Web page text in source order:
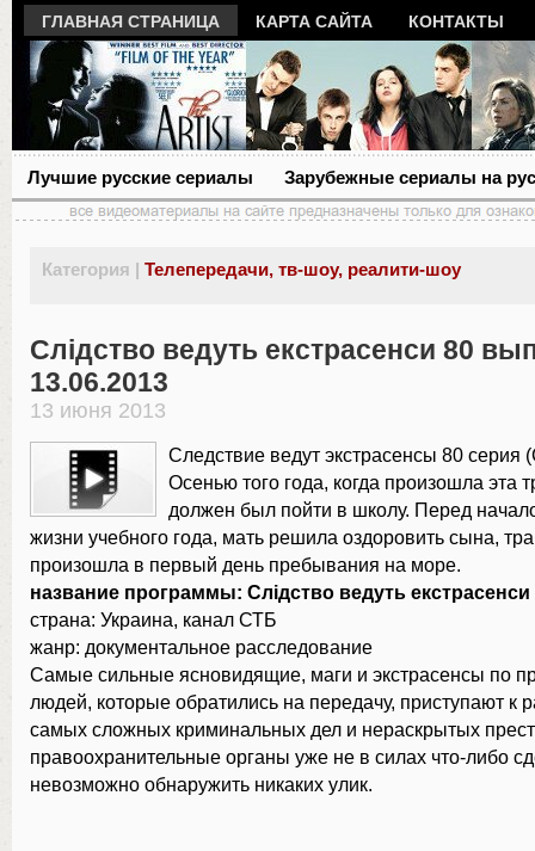
ГЛАВНАЯ СТРАНИЦА КАРТА САЙТА КОНТАКТЫ
Лучшие русские сериалы Зарубежные сериалы на
Категория | Телепередачи, тв-шоу, реалити-шоу
Слідство ведуть екстрасенси 80
13.06.2013
13 июня 2013
Следствие ведут экстрасенсы 80 серия
Осенью того года, когда произошла эта
должен был пойти в школу. Перед
жизни учебного года, мать решила оздоровить сына,
произошла в первый день пребывания на море.
название программы: Слідство ведуть екстрасенси
страна: Украина, канал СТБ
жанр: документальное расследование
Самые сильные ясновидящие, маги и экстрасенсы по
людей, которые обратились на передачу, приступают к
самых сложных криминальных дел и нераскрытых
правоохранительные органы уже не в силах что-либо
невозможно обнаружить никаких улик.